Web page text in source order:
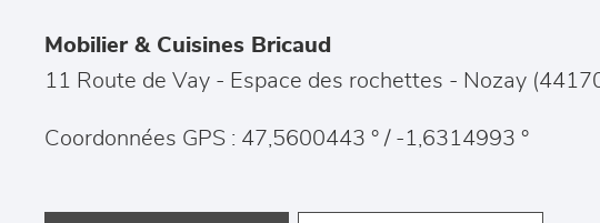
Mobilier & Cuisines Bricaud
11 Route de Vay - Espace des rochettes - Nozay (
Coordonnées GPS : 47,5600443 ° / -1,6314993 °